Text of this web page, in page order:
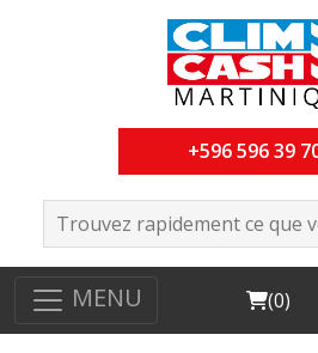
+596 596 39
MENU Cart
(0)